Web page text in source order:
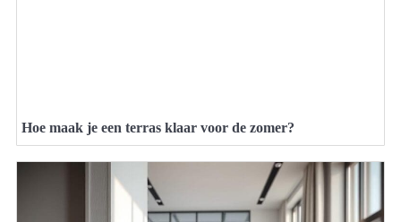
Hoe maak je een terras klaar voor de zomer?